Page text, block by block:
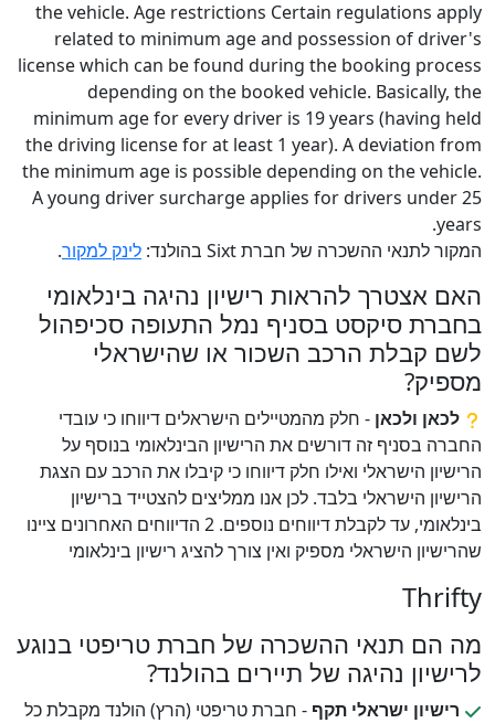
the vehicle. Age restrictions Certain regulations apply
related to minimum age and possession of driver's
license which can be found during the booking process
depending on the booked vehicle. Basically, the
minimum age for every driver is 19 years (having held
the driving license for at least 1 year). A deviation from
the minimum age is possible depending on the vehicle.
A young driver surcharge applies for drivers under 25
years.
המקור לתנאי ההשכרה של חברת Sixt בהולנד:
לינק למקור.
האם אצטרך להראות רישיון נהיגה בינלאומי
בחברת סיקסט בסניף נמל התעופה סכיפהול
לשם קבלת הרכב השכור או שהישראלי
מספיק?
לכאן ולכאן - חלק מהמטיילים הישראלים דיווחו כי עובדי
החברה בסניף זה דורשים את הרישיון הבינלאומי בנוסף על
הרישיון הישראלי ואילו חלק דיווחו כי קיבלו את הרכב עם הצגת
הרישיון הישראלי בלבד. לכן אנו ממליצים להצטייד ברישיון
בינלאומי, עד לקבלת דיווחים נוספים. 2 הדיווחים האחרונים ציינו
שהרישיון הישראלי מספיק ואין צורך להציג רישיון בינלאומי
Thrifty
מה הם תנאי ההשכרה של חברת טריפטי בנוגע
לרישיון נהיגה של תיירים בהולנד?
רישיון ישראלי תקף - חברת טריפטי (הרץ) הולנד מקבלת כל